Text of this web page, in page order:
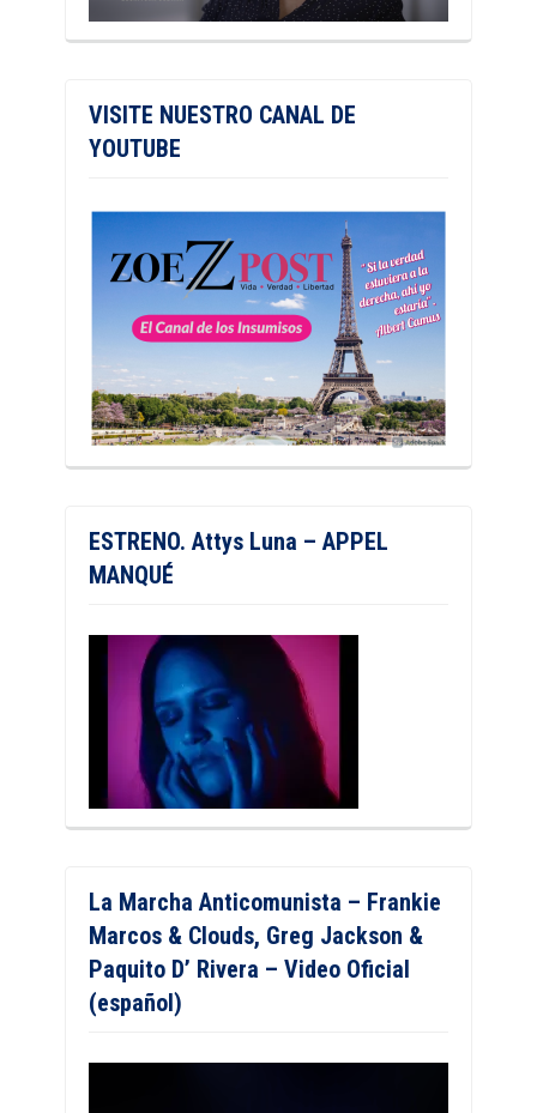
VISITE NUESTRO CANAL DE
YOUTUBE
ESTRENO. Attys Luna – APPEL
MANQUÉ
La Marcha Anticomunista – Frankie
Marcos & Clouds, Greg Jackson &
Paquito D’ Rivera – Video Oficial
(español)